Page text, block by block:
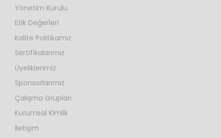
Yönetim Kurulu
Etik Değerleri
Kalite Politikamız
Sertifikalarımız
Üyeliklerimiz
Sponsorlarımız
Çalışma Grupları
Kurumsal Kimlik
İletişim